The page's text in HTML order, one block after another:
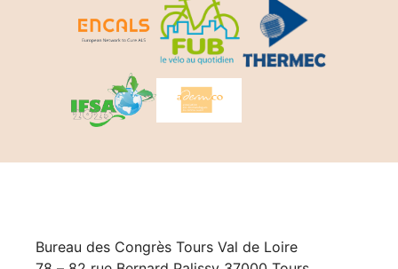
Bureau des Congrès Tours Val de Loire